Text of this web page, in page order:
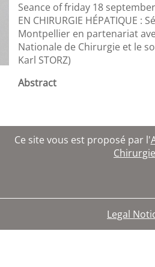
Seance of friday 18
EN CHIRURGIE HÉPATIQUE :
Montpellier en partenariat
Nationale de Chirurgie et le
Karl STORZ)
Abstract
Ce site vous est proposé par l'
Chirurgie
Legal